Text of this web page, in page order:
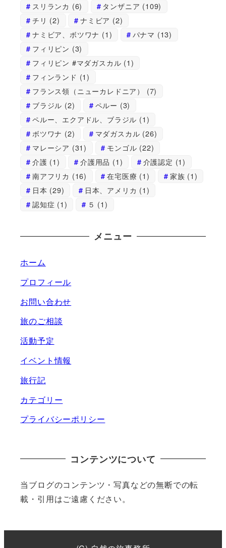
スリランカ (6) タンザニア (109)
チリ (2) ナミビア (2)
ナミビア、ボツワナ (1) パナマ (13)
フィリピン (3)
フィリピン #マダガスカル (1)
フィンランド (1)
フランス領（ニューカレドニア）
(7)
ブラジル (2) ペルー (3)
ペルー、エクアドル、ブラジル (1)
ボツワナ (2) マダガスカル (26)
マレーシア (31) モンゴル (22)
介護 (1) 介護用品 (1) 介護認定 (1)
南アフリカ (16) 在宅医療 (1) 家族 (1)
日本 (29) 日本、アメリカ (1)
認知症 (1) ５ (1)
メニュー
ホーム
プロフィール
お問い合わせ
旅のご相談
活動予定
イベント情報
旅行記
カテゴリー
プライバシーポリシー
コンテンツについて
当ブログのコンテンツ・写真などの無断での転
載・引用はご遠慮ください。